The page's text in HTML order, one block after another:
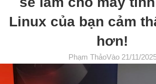
Linux của bạn cảm
hơn!
Phạm ThảoVào 21/11/